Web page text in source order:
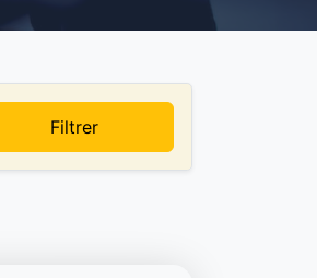
Filtrer